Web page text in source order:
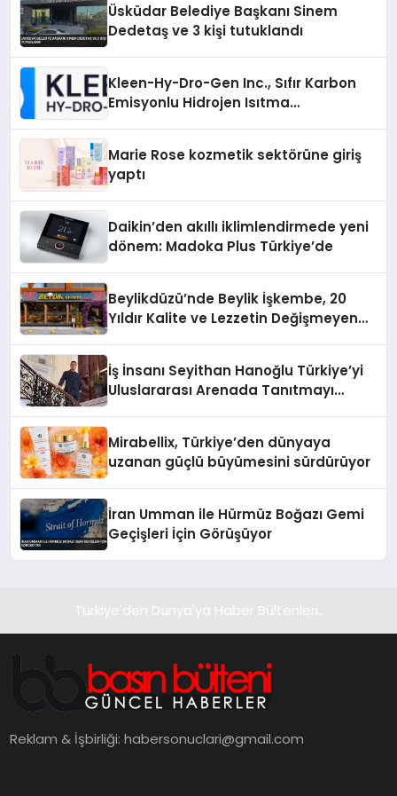
Üsküdar Belediye Başkanı Sinem
Dedetaş ve 3 kişi tutuklandı
Kleen-Hy-Dro-Gen Inc., Sıfır Karbon
Emisyonlu Hidrojen Isıtma
Marie Rose kozmetik sektörüne giriş
yaptı
Daikin’den akıllı iklimlendirmede yeni
dönem: Madoka Plus Türkiye’de
Beylikdüzü’nde Beylik İşkembe, 20
Yıldır Kalite ve Lezzetin Değişmeyen
İş İnsanı Seyithan Hanoğlu Türkiye’yi
Uluslararası Arenada Tanıtmayı
Mirabellix, Türkiye’den dünyaya
uzanan güçlü büyümesini sürdürüyor
İran Umman ile Hürmüz Boğazı Gemi
Geçişleri İçin Görüşüyor
Türkiye'den Dünya'ya Haber Bültenleri..
Reklam & İşbirliği:habersonuclari@gmail.com